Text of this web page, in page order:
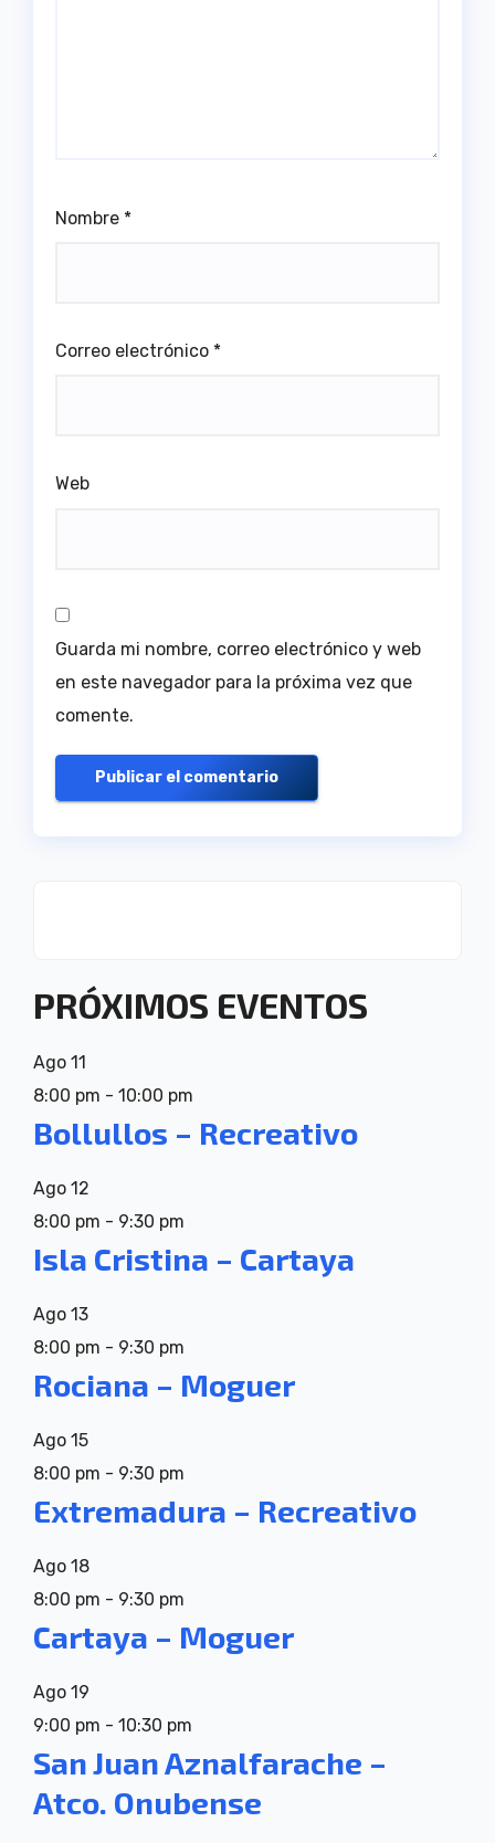
Nombre *
Correo electrónico *
Web
Guarda mi nombre, correo electrónico y web
en este navegador para la próxima vez que
comente.
PRÓXIMOS EVENTOS
Ago 11
8:00 pm - 10:00 pm
Bollullos – Recreativo
Ago 12
8:00 pm - 9:30 pm
Isla Cristina – Cartaya
Ago 13
8:00 pm - 9:30 pm
Rociana – Moguer
Ago 15
8:00 pm - 9:30 pm
Extremadura – Recreativo
Ago 18
8:00 pm - 9:30 pm
Cartaya – Moguer
Ago 19
9:00 pm - 10:30 pm
San Juan Aznalfarache –
Atco. Onubense